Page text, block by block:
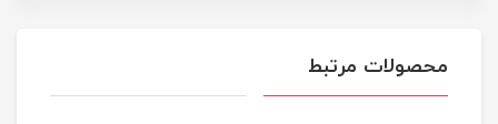
محصولات مرتبط